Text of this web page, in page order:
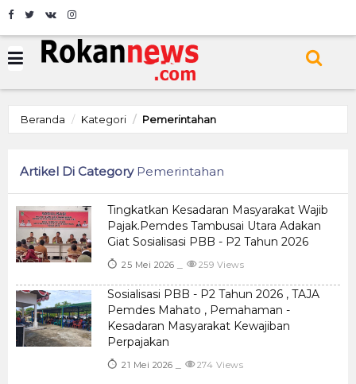
Beranda Kategori Pemerintahan
Artikel Di Category Pemerintahan
Tingkatkan Kesadaran Masyarakat Wajib
Pajak.Pemdes Tambusai Utara Adakan
Giat Sosialisasi PBB - P2 Tahun 2026
25 Mei 2026 259 Views
Sosialisasi PBB - P2 Tahun 2026 , TAJA
Pemdes Mahato , Pemahaman -
Kesadaran Masyarakat Kewajiban
Perpajakan
21 Mei 2026 274 Views